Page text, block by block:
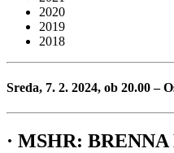
2020
2019
2018
Sreda, 7. 2. 2024, ob 20.00 –
· MSHR: